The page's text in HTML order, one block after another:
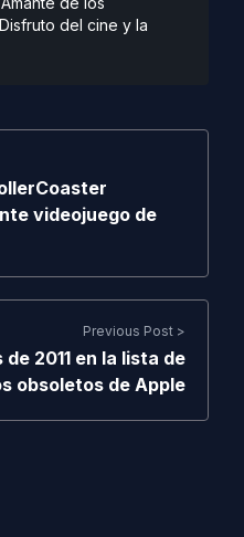
del cine y la
videojuego de
Previous Post >
2011 en la lista de
obsoletos de Apple